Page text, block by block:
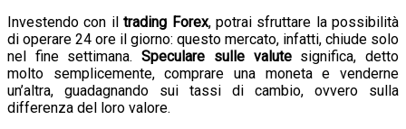
Investendo con iltrading Forex, potrai sfruttare la possibilità
di operare 24 ore il giorno: questo mercato, infatti, chiude solo
nel fine settimana.Speculare sulle valutesignifica, detto
molto semplicemente, comprare una moneta e venderne
un’altra, guadagnando sui tassi di cambio, ovvero sulla
differenza del loro valore.